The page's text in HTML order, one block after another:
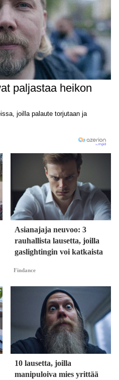
Asianajaja neuvoo: 3
rauhallista lausetta, joilla
gaslightingin voi katkaista
Findance
10 lausetta, joilla
manipuloiva mies yrittää